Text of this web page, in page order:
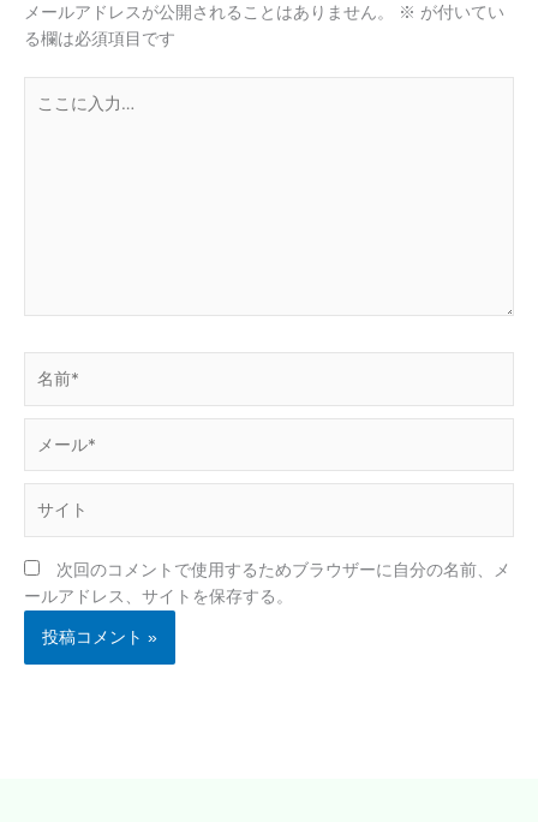
メールアドレスが公開されることはありません。 ※ が付いてい
る欄は必須項目です
*
ー
ル
次回のコメントで使用するためブラウザーに自分の名前、メ
ールアドレス、サイトを保存する。